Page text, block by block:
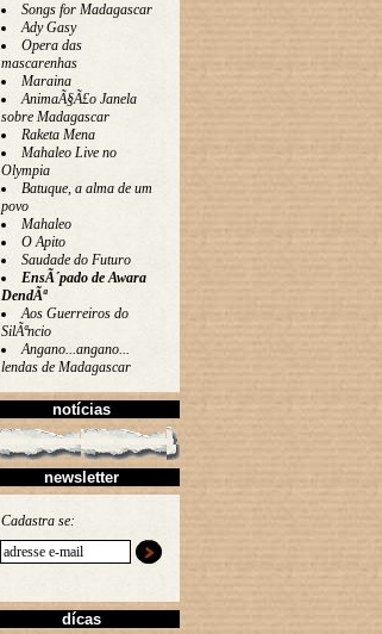
Songs for Madagascar
Ady Gasy
Opera das
mascarenhas
Maraina
AnimaÃ§Ã£o Janela
sobre Madagascar
Raketa Mena
Mahaleo Live no
Olympia
Batuque, a alma de um
povo
Mahaleo
O Apito
Saudade do Futuro
EnsÃ´pado de Awara
DendÃª
Aos Guerreiros do
SilÃªncio
Angano...angano...
lendas de Madagascar
notícias
newsletter
Cadastra se:
dícas